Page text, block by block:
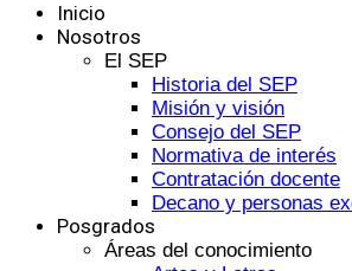
Inicio
Nosotros
El SEP
Historia del SEP
Misión y visión
Consejo del SEP
Normativa de interés
Contratación docente
Decano y personas
Posgrados
Áreas del conocimiento